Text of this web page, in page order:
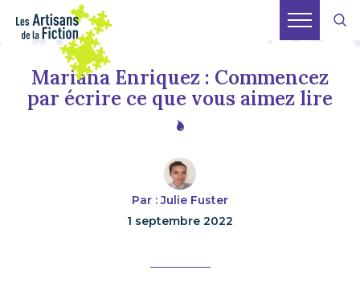
Mariana Enriquez : Commencez
par écrire ce que vous aimez lire
Par : Julie Fuster
1 septembre 2022